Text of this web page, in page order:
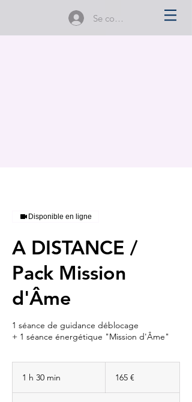
Se connecter
Disponible en ligne
A DISTANCE /
Pack Mission
d'Âme
1 séance de guidance déblocage
+ 1 séance énergétique "Mission d'Âme"
1 h 30 min 165 €